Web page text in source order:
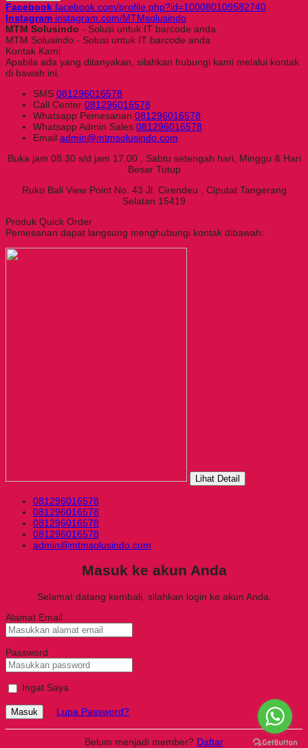
Facebook facebook.com/profile.php?id=100080109582740
Instagram instagram.com/MTMsolusindo
MTM Solusindo - Solusi untuk IT barcode anda
MTM Solusindo - Solusi untuk IT barcode anda
Kontak Kami
Apabila ada yang ditanyakan, silahkan hubungi kami melalui kontak
di bawah ini.
SMS 081296016578
Call Center 081296016578
Whatsapp Pemesanan 081296016578
WhatsappAdmin Sales 081296016578
Email admin@mtmsolusindo.com
Buka jam 08.30 s/d jam 17.00 , Sabtu setengah hari, Minggu & Hari
Besar Tutup
Ruko Bali View Point No. 43 Jl. Cirendeu , Ciputat Tangerang
Selatan 15419
Produk Quick Order
Pemesanan dapat langsung menghubungi kontak dibawah:
Lihat Detail
081296016578
081296016578
081296016578
081296016578
admin@mtmsolusindo.com
Masuk ke akun Anda
Selamat datang kembali, silahkan login ke akun Anda.
Alamat Email
Password
Ingat Saya
Masuk Lupa Password?
Belum menjadi member? Daftar